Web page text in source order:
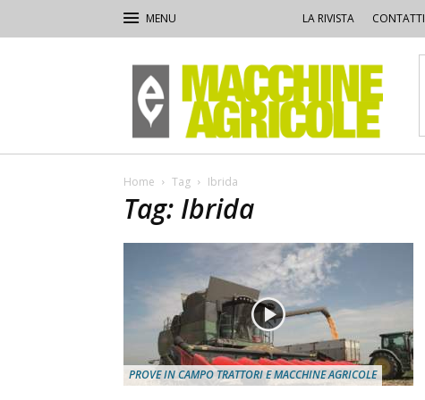
LA RIVISTA CONTATTI
Macchine
Agricole
Home Tag Ibrida
Tag: Ibrida
PROVE IN CAMPO TRATTORI E MACCHINE AGRICOLE